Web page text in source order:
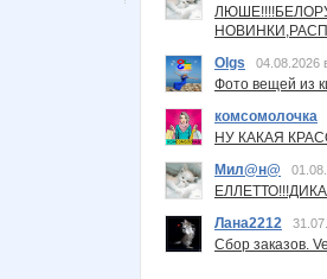
Olgs
04.08.2026
Фото вещей из
комсомолочка
НУ КАКАЯ
Мил@н@
Лана2212
Сбор заказов.